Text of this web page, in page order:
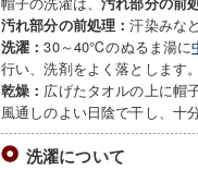
汚れ部分の前処理：汗染みな
洗濯：30～40℃のぬるま湯に
行い、洗剤をよく落とします。
乾燥： 広げたタオルの上に帽
風通しのよい日陰で干し、十
洗濯について